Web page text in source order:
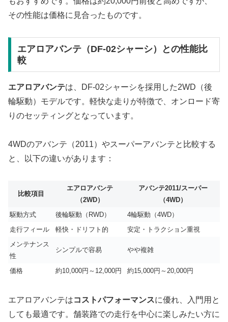
その性能は価格に見合ったものです。
エアロアバンテ（DF-02シャーシ）との性能比
較
エアロアバンテは、DF-02シャーシを採用した2WD（後
輪駆動）モデルです。軽快な走りが特徴で、オンロード寄
りのセッティングとなっています。
4WDのアバンテ（2011）やスーパーアバンテと比較する
と、以下の違いがあります：
比較項目
エアロアバンテ
（2WD）
アバンテ2011/スーパー
（4WD）
駆動方式
後輪駆動（RWD）
4輪駆動（4WD）
走行フィール
軽快・ドリフト的
安定・トラクション重視
メンテナンス
性
シンプルで容易 やや複雑
価格 約10,000円～12,000円 約15,000円～20,000円
エアロアバンテはコストパフォーマンスに優れ、入門用と
しても最適です。舗装路での走行を中心に楽しみたい方に